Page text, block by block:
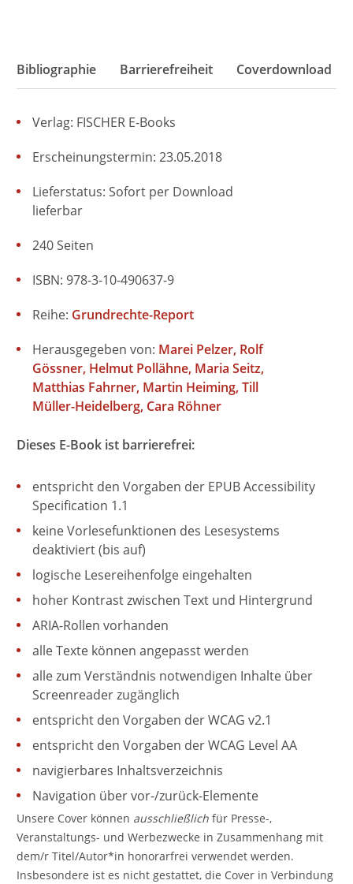
Bibliographie Barrierefreiheit Coverdownload
Verlag: FISCHER E-Books
Erscheinungstermin: 23.05.2018
Lieferstatus: Sofort per Download
lieferbar
ISBN: 978-3-10-490637-9
240 Seiten
Reihe: Grundrechte-Report
Herausgegeben von: Marei Pelzer Rolf
Gössner Helmut Pollähne Maria Seitz
Matthias Fahrner Martin Heiming Till
Müller-Heidelberg Cara Röhner
Dieses E-Book ist barrierefrei:
entspricht den Vorgaben der EPUB Accessibility
Specification 1.1
keine Vorlesefunktionen des Lesesystems
deaktiviert (bis auf)
logische Lesereihenfolge eingehalten
hoher Kontrast zwischen Text und Hintergrund
ARIA-Rollen vorhanden
alle Texte können angepasst werden
alle zum Verständnis notwendigen Inhalte über
Screenreader zugänglich
entspricht den Vorgaben der WCAG v2.1
entspricht den Vorgaben der WCAG Level AA
navigierbares Inhaltsverzeichnis
Navigation über vor-/zurück-Elemente
Unsere Cover können ausschließlichfür Presse-,
Veranstaltungs- und Werbezwecke in Zusammenhang mit
dem/r Titel/Autor*in honorarfrei verwendet werden.
Insbesondere ist es nicht gestattet, die Cover in Verbindung